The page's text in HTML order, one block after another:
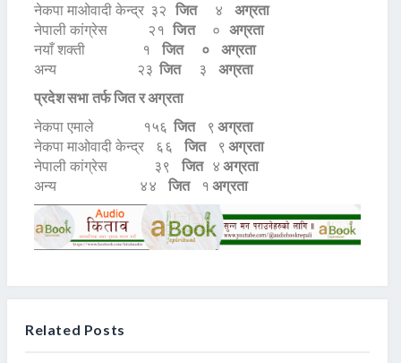
नेकपा माओवादी केन्द्र ३२ जित४
अग्रता
नेपाली कांग्रेस २१जित० अग्रता
नयाँ शक्ती १जित ०
अग्रता
अन्य २३ जित३ अग्रता
प्रदेश सभा तर्फ जित र अग्रता
नेकपा एमाले १५६ जित९अग्रता
नेकपा माओवादी केन्द्र ६६ जित९अग्रता
नेपाली कांग्रेस ३९ जित४अग्रता
अन्य ४४ जित१अग्रता
Related Posts